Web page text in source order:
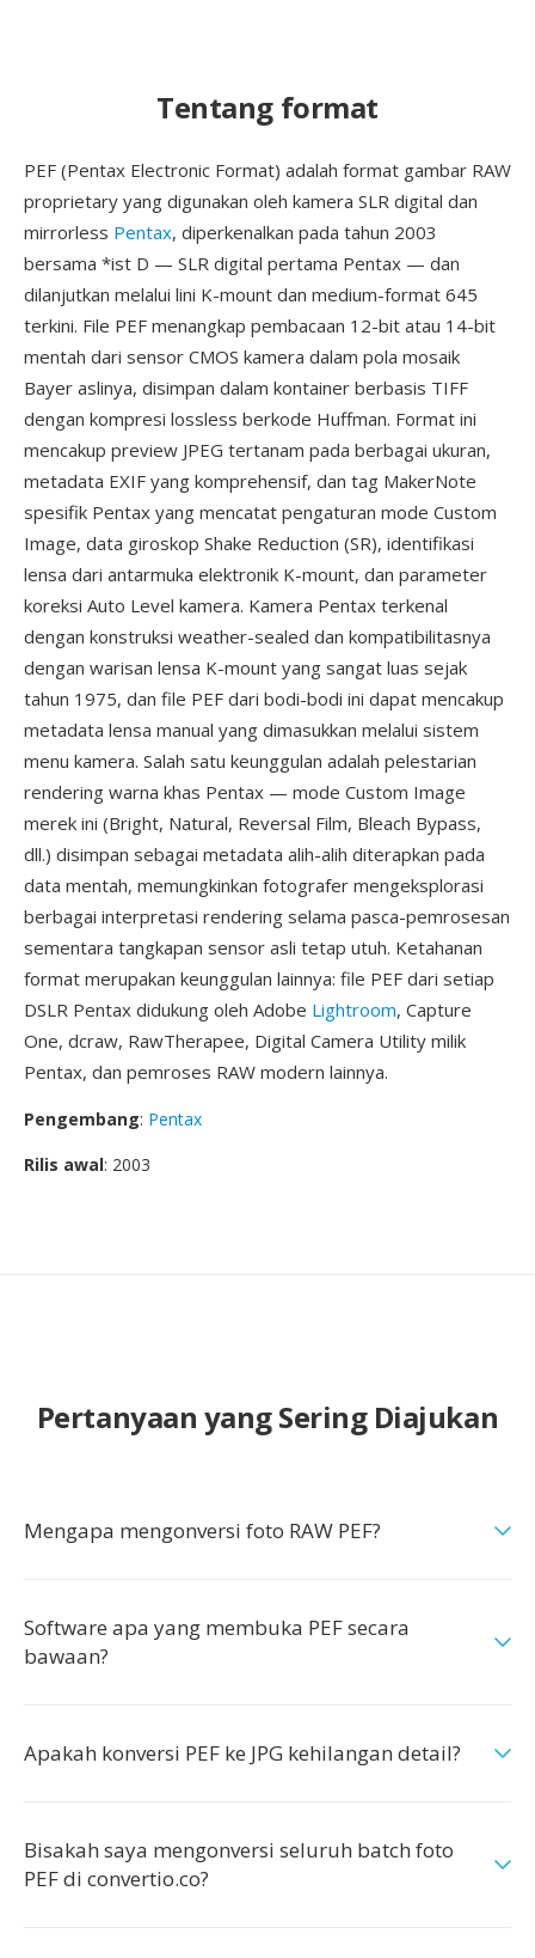
Tentang format
PEF (Pentax Electronic Format) adalah format gambar RAW
proprietary yang digunakan oleh kamera SLR digital dan
mirrorless Pentax, diperkenalkan pada tahun 2003
bersama *ist D — SLR digital pertama Pentax — dan
dilanjutkan melalui lini K-mount dan medium-format 645
terkini. File PEF menangkap pembacaan 12-bit atau 14-bit
mentah dari sensor CMOS kamera dalam pola mosaik
Bayer aslinya, disimpan dalam kontainer berbasis TIFF
dengan kompresi lossless berkode Huffman. Format ini
mencakup preview JPEG tertanam pada berbagai ukuran,
metadata EXIF yang komprehensif, dan tag MakerNote
spesifik Pentax yang mencatat pengaturan mode Custom
Image, data giroskop Shake Reduction (SR), identifikasi
lensa dari antarmuka elektronik K-mount, dan parameter
koreksi Auto Level kamera. Kamera Pentax terkenal
dengan konstruksi weather-sealed dan kompatibilitasnya
dengan warisan lensa K-mount yang sangat luas sejak
tahun 1975, dan file PEF dari bodi-bodi ini dapat mencakup
metadata lensa manual yang dimasukkan melalui sistem
menu kamera. Salah satu keunggulan adalah pelestarian
rendering warna khas Pentax — mode Custom Image
merek ini (Bright, Natural, Reversal Film, Bleach Bypass,
dll.) disimpan sebagai metadata alih-alih diterapkan pada
data mentah, memungkinkan fotografer mengeksplorasi
berbagai interpretasi rendering selama pasca-pemrosesan
sementara tangkapan sensor asli tetap utuh. Ketahanan
format merupakan keunggulan lainnya: file PEF dari setiap
DSLR Pentax didukung oleh Adobe Lightroom, Capture
One, dcraw, RawTherapee, Digital Camera Utility milik
Pentax, dan pemroses RAW modern lainnya.
Pengembang: Pentax
Rilis awal: 2003
Pertanyaan yang Sering Diajukan
Mengapa mengonversi foto RAW PEF?
Software apa yang membuka PEF secara
bawaan?
Apakah konversi PEF ke JPG kehilangan detail?
Bisakah saya mengonversi seluruh batch foto
PEF di convertio.co?